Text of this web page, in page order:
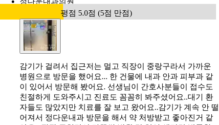
평점 5.0점 (5점 만점)
감기가 걸려서 집근저는 멀고 직장이 중랑구라서 가까운
병원으로 방문을 했어요... 한 건물에 내과 안과 피부과 같
이 있어서 방문해 봤어요. 선생님이 간호사분들이 접수도
친절하게 도와주시고 진료도 꼼꼼히 봐주셨어요..대기 환
자들도 많았지만 치료를 잘 보고 왔어요..감기가 계속 안 떨
어져서 정다운내과 방문을 해서 약 처방받고 좋아진거 같